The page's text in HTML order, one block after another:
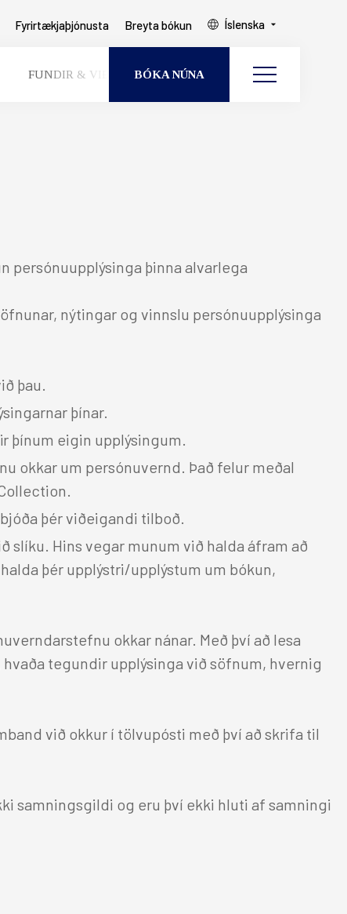
HÓTEL
Fyrirtækjaþjónusta Breyta bókun Íslenska
FUNDIR & VIÐBURÐIR UM OKKUR
BÓKA NÚNA
EAST ICELAND
Hótel Edda Egilsstaðir
þinna alvarlega
nýtingar og vinnslu persónuupplýsinga
þau.
þínar.
þínum eigin upplýsingum.
okkar um persónuvernd. Það felur meðal
þér viðeigandi tilboð.
Hins vegar munum við halda áfram að
þér upplýstri/upplýstum um bókun,
okkar nánar. Með því að lesa
tegundir upplýsinga við söfnum, hvernig
við okkur í tölvupósti með því að skrifa til
samningsgildi og eru því ekki hluti af samningi